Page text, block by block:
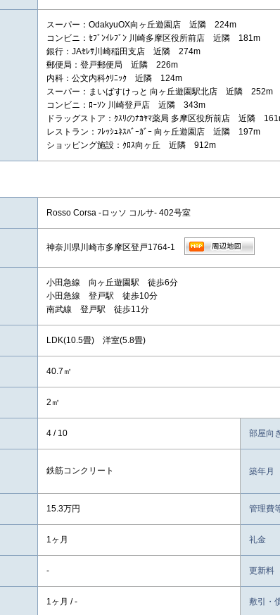
スーパー：OdakyuOX向ヶ丘遊園店 近隣 224m
コンビニ：ｾﾌﾞﾝｲﾚﾌﾞﾝ 川崎多摩区役所前店 近隣 181m
銀行：JAｾﾚｻ川崎稲田支店 近隣 274m
郵便局：登戸郵便局 近隣 226m
内科：公文内科ｸﾘﾆｯｸ 近隣 124m
スーパー：まいばすけっと 向ヶ丘遊園駅北店 近隣 252m
コンビニ：ﾛｰｿﾝ 川崎登戸店 近隣 343m
ドラッグストア：ｸｽﾘのﾅｶﾔﾏ薬局 多摩区役所前店 近隣
レストラン：ﾌﾚｯｼｭﾈｽﾊﾞｰｶﾞｰ 向ヶ丘遊園店 近隣 197m
ショッピング施設：ｸﾛｽ向ヶ丘 近隣 912m
Rosso Corsa -ロッソ コルサ- 402号室
神奈川県川崎市多摩区登戸1764-1
小田急線 向ヶ丘遊園駅 徒歩6分
小田急線 登戸駅 徒歩10分
南武線 登戸駅 徒歩11分
LDK(10.5畳) 洋室(5.8畳)
40.7㎡
2㎡
4 / 10 部屋向
鉄筋コンクリート 築年月
15.3万円 管理費
1ヶ月 礼金
- 更新料
1ヶ月 / - 敷引・